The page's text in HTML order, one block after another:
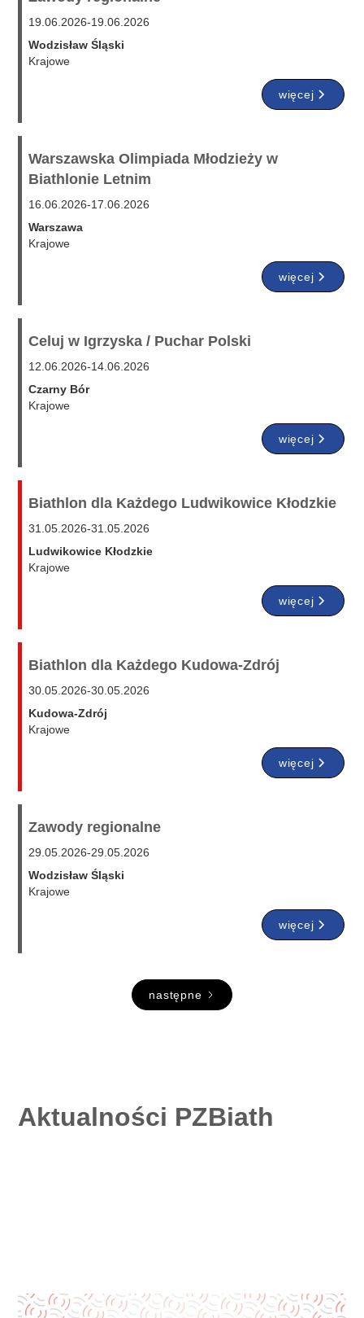
19.06.2026-19.06.2026
Wodzisław Śląski
Krajowe
więcej
Warszawska Olimpiada Młodzieży w
Biathlonie Letnim
16.06.2026-17.06.2026
Warszawa
Krajowe
więcej
Celuj w Igrzyska / Puchar Polski
12.06.2026-14.06.2026
Czarny Bór
Krajowe
więcej
Biathlon dla Każdego Ludwikowice Kłodzkie
31.05.2026-31.05.2026
Ludwikowice Kłodzkie
Krajowe
więcej
Biathlon dla Każdego Kudowa-Zdrój
30.05.2026-30.05.2026
Kudowa-Zdrój
Krajowe
więcej
Zawody regionalne
29.05.2026-29.05.2026
Wodzisław Śląski
Krajowe
więcej
następne
Aktualności PZBiath